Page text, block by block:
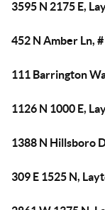
3595 N 2175 E,
452 N Amber Ln,
111 Barrington
1126 N 1000 E,
1388 N Hillsboro
309 E 1525 N,